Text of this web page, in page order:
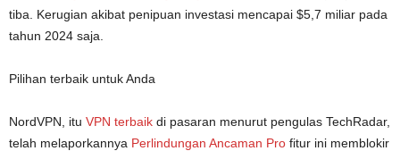
tiba. Kerugian akibat penipuan investasi mencapai $5,7 miliar pada
tahun 2024 saja.
Pilihan terbaik untuk Anda
NordVPN, itu VPN terbaik di pasaran menurut pengulas TechRadar,
telah melaporkannya Perlindungan Ancaman Pro fitur ini memblokir